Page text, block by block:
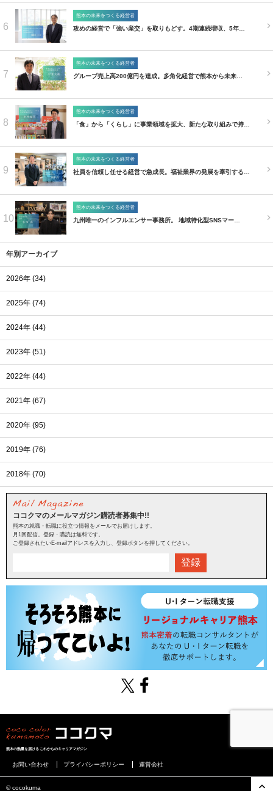
6
熊本の未来をつくる経営者
攻めの経営で「強い産交」を取りもどす。4期連続増収、5年…
7
熊本の未来をつくる経営者
グループ売上高200億円を達成。多角化経営で熊本から未来…
8
熊本の未来をつくる経営者
「食」から「くらし」に事業領域を拡大、新たな取り組みで持…
9
熊本の未来をつくる経営者
社員を信頼し任せる経営で急成長。福祉業界の発展を牽引する…
10
熊本の未来をつくる経営者
九州唯一のインフルエンサー事務所。 地域特化型SNSマー…
年別アーカイブ
2026年 (34)
2025年 (74)
2024年 (44)
2023年 (51)
2022年 (44)
2021年 (67)
2020年 (95)
2019年 (76)
2018年 (70)
ココクマのメールマガジン購読者募集中!!
熊本の就職・転職に役立つ情報をメールでお届けします。
月1回配信。登録・購読は無料です。
ご登録されたいE-mailアドレスを入力し、登録ボタンを押してください。
登録
熊本の熱量を届けるこれからのキャリアマガジン
お問い合わせ プライバシーポリシー 運営会社
©︎ cocokuma